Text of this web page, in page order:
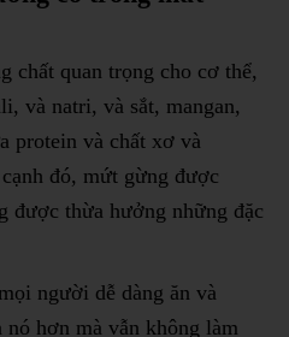
chất quan trọng cho cơ thể,
và natri, và sắt, mangan,
protein và chất xơ và
đó, mứt gừng được
được thừa hưởng những đặc
người dễ dàng ăn và
hơn mà vẫn không làm